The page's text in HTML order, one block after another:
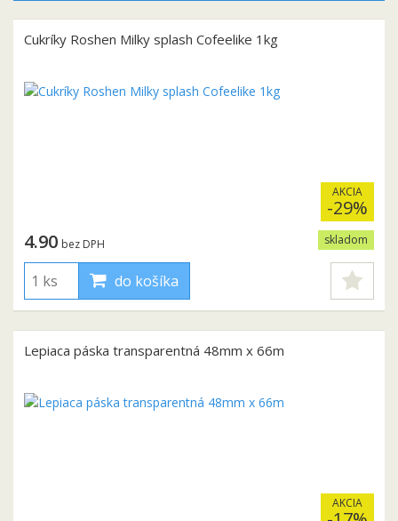
Cukríky Roshen Milky splash Cofeelike 1kg
AKCIA
-29%
skladom
4.90 bez DPH
do košíka
Lepiaca páska transparentná 48mm x 66m
AKCIA